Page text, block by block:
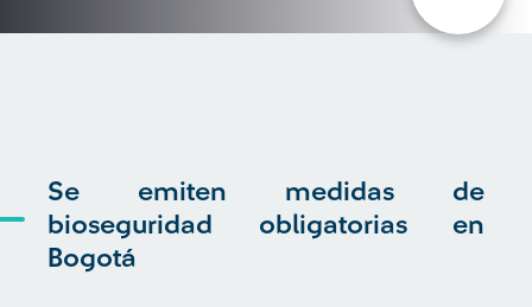
Se emiten medidas de
bioseguridad obligatorias en
Bogotá